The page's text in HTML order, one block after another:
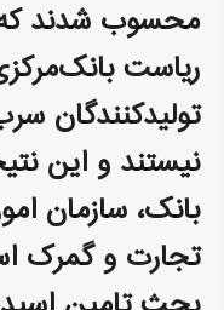
محسوب شدند
ریاست
تولیدکنندگان
نیستند و این
بانک، سازمان
تجارت و گمرک